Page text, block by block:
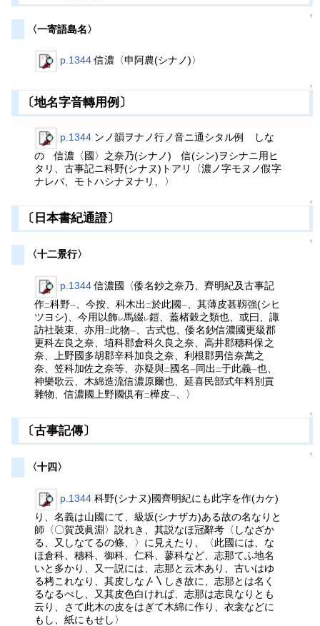
↑
〈一寄語島名〉
p.1344信濃〈申阿農(シナノ)〉
↑
〔地名字音轉用例〕
p.1344 ンノ韻ヲナノ行ノ音ニ通シタル例 しな
の 信濃〈國〉之奈乃(シナノ) 信(シン)ヲシナニ用ヒ
タリ、古事記ニ科野(シナヌ)トアリ〈濃ノ字モヌノ假字
ナレバ、モトハシナヌナリ、〉
↑
〔日本書紀通證〕
↑
〈十二景行〉
p.1344信濃國〈倭名鈔之奈乃、齊明紀及古事記
作二科野一 、今按、科木出 二於此國一
、其薄皮甚靱強(シヒ
ツヨシ)、今用以飾レ馬綴レ鎧、蓋楮穀之類也、或曰、諏
訪社裝束、亦用 二此物一
、古式也、倭名鈔信濃國更級郡
更科左良之奈、埴科郡倉科久良之奈、高井郡穗科保之
奈、上野國多胡郡辛科加良之奈、利根郡男信奈萬之
奈、笠科加佐之奈等、亦疑與二國名一同出 二于此義一也、
神樂歌云、木綿造流信濃原爾也、延喜民部式年料別貢
雜物、信濃國上野國倶有二樺皮一 、〉
↑
〔古事記傳〕
↑
〈十四〉
p.1344 科野(シナヌ)國齊明紀にも此字を作(カケ)
り、名義は山國にて、級坂(シナザカ)ある故の名なりと
師〈〇賀茂眞淵〉説れき、其説なほ冠辭考〈しなざか
る、又しなてるの條、〉に見えたり、〈此國には、な
ほ倉科、穗科、御科、仁科、蓼科など、志那てふ地名
いと多かり、又一説には、志那と云木あり、古いはゆ
る栲これなり、其皮しな〴〵しき故に、志那とは名く
るなるべし、又其皮色白ければ、志那は志良なりとも
云り、さて此木の皮をはぎて木綿に作り、衣衾などに
もし、紙にもせし〉